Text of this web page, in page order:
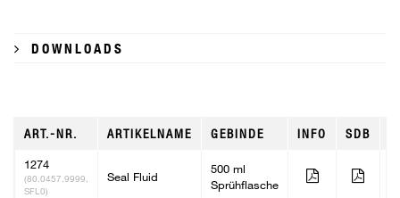
DOWNLOADS
ART.-NR. ARTIKELNAME GEBINDE INFO SDB
1274
(80.0457.9999,
SFL0)
Seal Fluid
500 ml
Sprühflasche